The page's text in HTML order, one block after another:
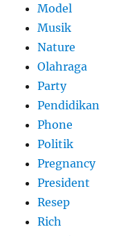
Model
Musik
Nature
Olahraga
Party
Pendidikan
Phone
Politik
Pregnancy
President
Resep
Rich